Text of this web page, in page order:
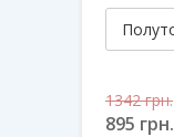
1342грн.
895 грн.